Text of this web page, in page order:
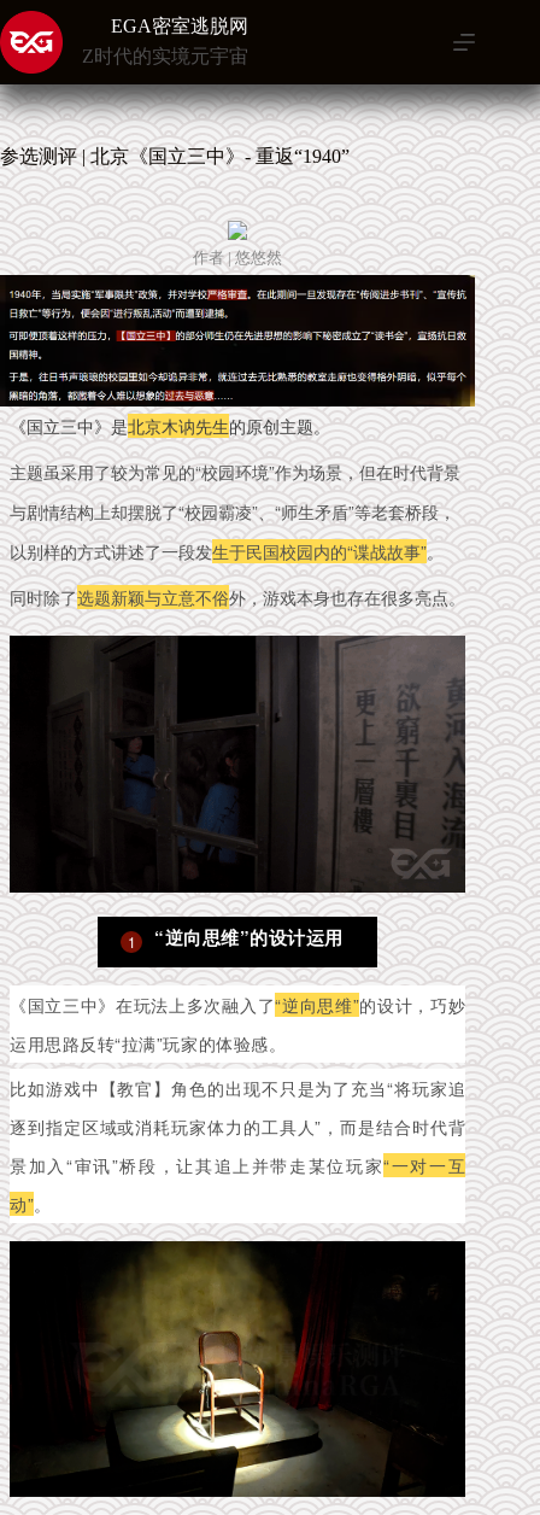
跳
至
内
容
EGA密室逃脱网
Z时代的实境元宇宙
参选测评 | 北京《国立三中》- 重返“1940”
作者 | 悠悠然
《国立三中》是北京木讷先生的原创主题。
主题虽采用了较为常见的“校园环境”作为场景，但在时代背景
与剧情结构上却摆脱了“校园霸凌”、“师生矛盾”等老套桥段，
以别样的方式讲述了一段发生于民国校园内的“谍战故事”。
同时除了选题新颖与立意不俗外，游戏本身也存在很多亮点。
1 “逆向思维”的设计运用
《国立三中》在玩法上多次融入了“逆向思维”的设计，巧妙
运用思路反转“拉满”玩家的体验感。
比如游戏中【教官】角色的出现不只是为了充当“将玩家追
逐到指定区域或消耗玩家体力的工具人”，而是结合时代背
景加入“审讯”桥段，让其追上并带走某位玩家“一对一互
动”。